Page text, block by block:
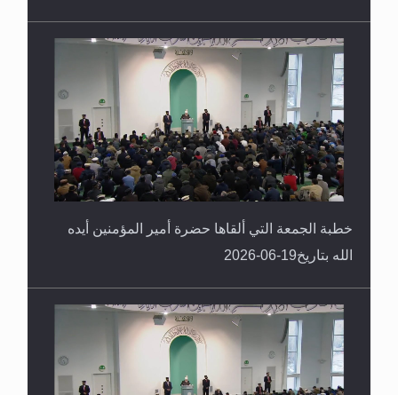
خطبة الجمعة التي ألقاها حضرة أمير المؤمنين أيده
الله بتاريخ19-06-2026